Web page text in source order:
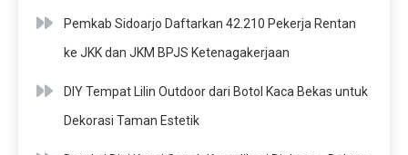
Pemkab Sidoarjo Daftarkan 42.210 Pekerja Rentan
ke JKK dan JKM BPJS Ketenagakerjaan
DIY Tempat Lilin Outdoor dari Botol Kaca Bekas untuk
Dekorasi Taman Estetik